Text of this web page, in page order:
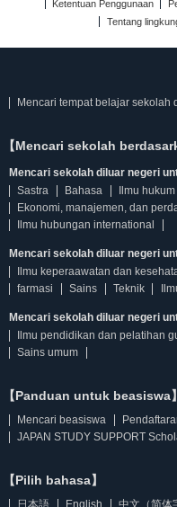
Ketentuan Penggunaan
Tentang
Mencari tempat belajar sekolah
【Mencari sekolah
Mencari sekolah diluar negeri
Sastra
Bahasa
Ilmu hukum
Ekonomi, manajemen, dan
Ilmu hubungan international
Mencari sekolah diluar negeri
Ilmu keperaawatan dan
farmasi
Sains Teknik
Mencari sekolah diluar negeri
Ilmu pendidikan dan pelatihan
Sains umum
【Panduan untuk beasiswa】
Mencari beasiswa
JAPAN STUDY SUPPORT
【Pilih bahasa】
日本語 English 中文（简体